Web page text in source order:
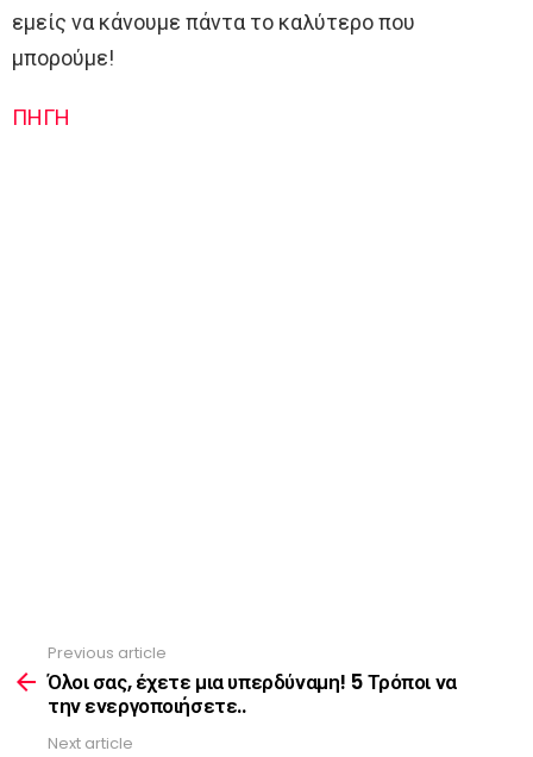
εμείς να κάνουμε πάντα το καλύτερο που
μπορούμε!
ΠΗΓΗ
more
Previous article
Όλοι σας, έχετε μια υπερδύναμη! 5 Τρόποι να
την ενεργοποιήσετε..
Next article